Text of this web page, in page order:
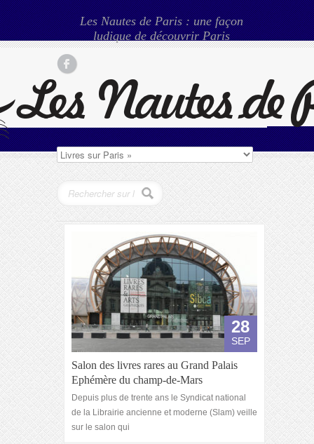
Les Nautes de Paris : une façon
ludique de découvrir Paris
28
SEP
Salon des livres rares au Grand Palais
Ephémère du champ-de-Mars
Depuis plus de trente ans le Syndicat national
de la Librairie ancienne et moderne (Slam) veille
sur le salon qui